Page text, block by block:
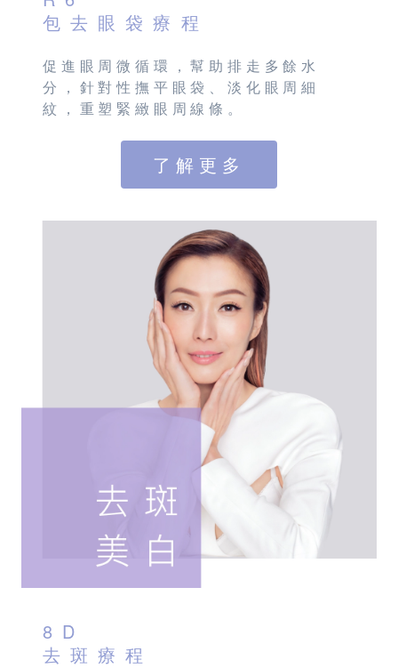
包去眼袋療程
促進眼周微循環，幫助排走多餘水
分，針對性撫平眼袋、淡化眼周細
紋，重塑緊緻眼周線條。
了解更多
8D
去斑療程